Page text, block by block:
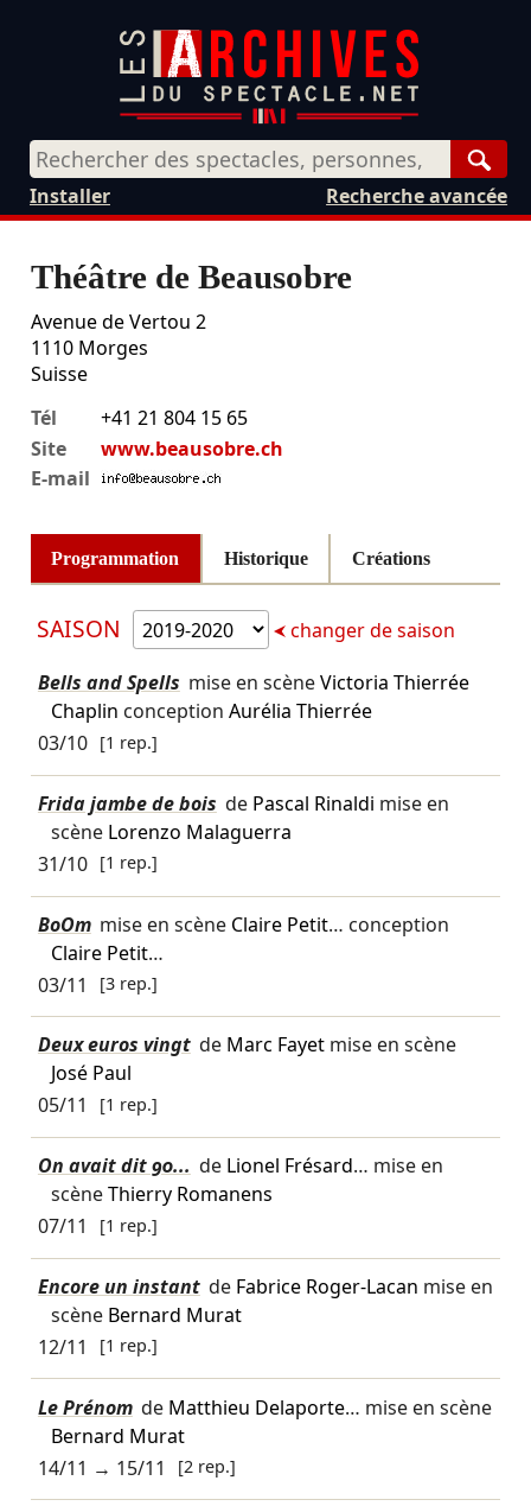
Recherche avancée
Installer
Théâtre de Beausobre
Avenue de Vertou 2
1110 Morges
Suisse
Tél
+41 21 804 15 65
Site
www.beausobre.ch
E-mail
Programmation Historique Créations
SAISON changer de saison
Bells and Spells mise en scèneVictoria Thierrée
Chaplin conception Aurélia Thierrée
03/10 [1 rep.]
Frida jambe de bois de Pascal Rinaldi mise en
scène Lorenzo Malaguerra
31/10 [1 rep.]
BoOm mise en scène Claire Petit… conception
Claire Petit…
03/11
[3 rep.]
Deux euros vingt de Marc Fayetmise en scène
José Paul
05/11
[1 rep.]
On avait dit 90... de Lionel Frésard… mise en
scèneThierry Romanens
07/11
[1 rep.]
Encore un instant de Fabrice Roger-Lacan mise en
scène Bernard Murat
12/11
[1 rep.]
Le Prénom de Matthieu Delaporte… mise en scène
Bernard Murat
14/11 → 15/11 [2 rep.]